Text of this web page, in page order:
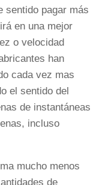
sentido pagar más
en una mejor
o velocidad
han
cada vez mas
el sentido del
de instantáneas
incluso
mucho menos
de